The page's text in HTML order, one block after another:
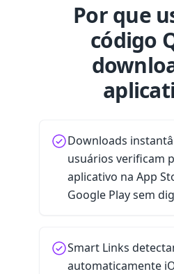
Por que
código
Downloads
usuários verificam
aplicativo na App
Google Play sem
Smart Links
automaticamente